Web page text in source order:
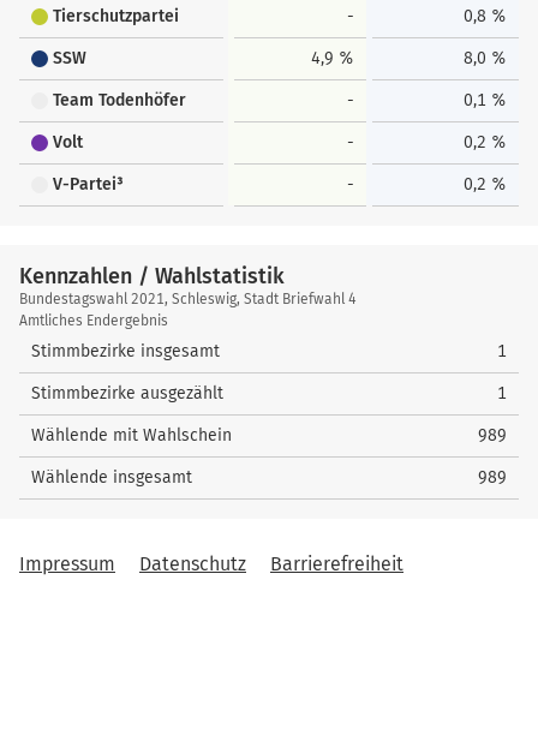
Tierschutzpartei - 0,8 %
SSW 4,9 % 8,0 %
Team Todenhöfer - 0,1 %
Volt - 0,2 %
V-Partei³ - 0,2 %
Kennzahlen / Wahlstatistik
Kennzahlen
/
Wahlstatistik
Bundestagswahl 2021, Schleswig, Stadt Briefwahl 4
Amtliches Endergebnis
Stimmbezirke insgesamt 1
Stimmbezirke ausgezählt 1
Wählende mit Wahlschein 989
Wählende insgesamt 989
Impressum Datenschutz Barrierefreiheit